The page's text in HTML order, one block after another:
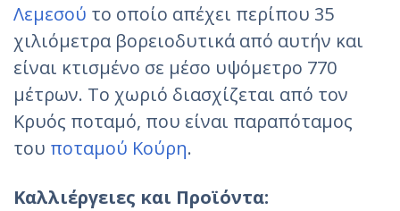
Λεμεσού το οποίο απέχει περίπου 35
χιλιόμετρα βορειοδυτικά από αυτήν και
είναι κτισμένο σε μέσο υψόμετρο 770
μέτρων. Το χωριό διασχίζεται από τον
Κρυός ποταμό, που είναι παραπόταμος
του ποταμού Κούρη.
Καλλιέργειες και Προϊόντα: